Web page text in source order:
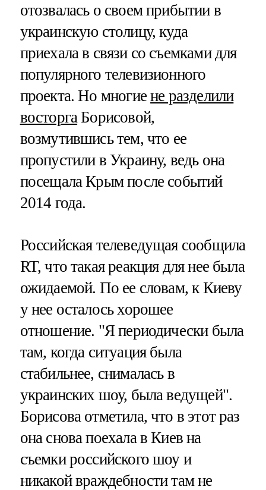
отозвалась о своем прибытии в
украинскую столицу, куда
приехала в связи со съемками для
популярного телевизионного
проекта. Но многиене разделили
восторга Борисовой,
возмутившись тем, что ее
пропустили в Украину, ведь она
посещала Крым после событий
2014 года.
Российская телеведущая сообщила
RT, что такая реакция для нее была
ожидаемой. По ее словам, к Киеву
у нее осталось хорошее
отношение. "Я периодически была
там, когда ситуация была
стабильнее, снималась в
украинских шоу, была ведущей".
Борисова отметила, что в этот раз
она снова поехала в Киев на
съемки российского шоу и
никакой враждебности там не